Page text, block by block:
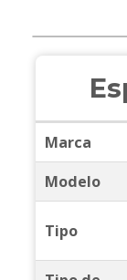
Marca
Modelo
Tipo